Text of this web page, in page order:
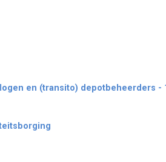
en (transito) depotbeheerders -